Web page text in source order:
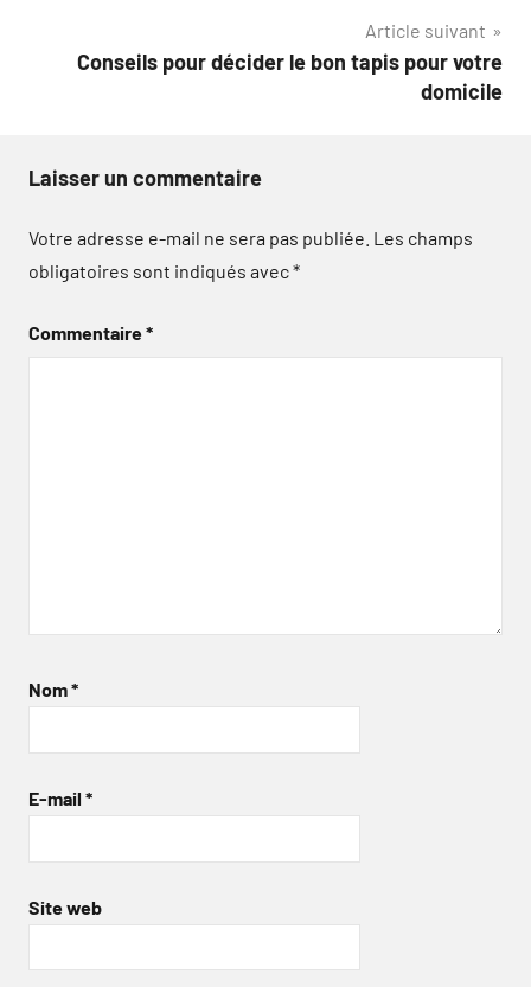
Article suivant
Conseils pour décider le bon tapis pour votre
domicile
Laisser un commentaire
Votre adresse e-mail ne sera pas publiée. Les champs
obligatoires sont indiqués avec*
Commentaire*
Nom*
E-mail *
Site web